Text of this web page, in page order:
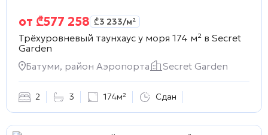
от ₾577 258 ₾3 233/м²
Трёхуровневый таунхаус у моря 174 м² в Secret
Garden
Батуми, район Аэропорта
Secret Garden
2 3 174м² Сдан